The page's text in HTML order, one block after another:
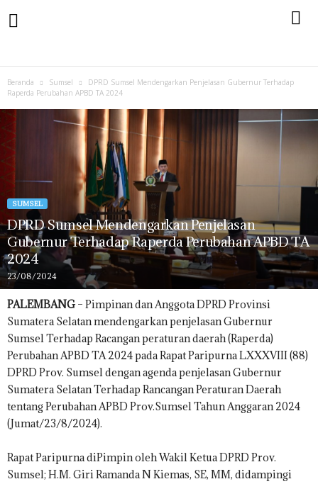
Beranda Sumsel
DPRD Sumsel Mendengarkan Penjelasan Gubernur Terhadap
Raperda Perubahan APBD TA 2024
SUMSEL
DPRD Sumsel Mendengarkan Penjelasan
Gubernur Terhadap Raperda Perubahan APBD TA
2024
23/08/2024
PALEMBANG – Pimpinan dan Anggota DPRD Provinsi
Sumatera Selatan mendengarkan penjelasan Gubernur
Sumsel Terhadap Racangan peraturan daerah (Raperda)
Perubahan APBD TA 2024 pada Rapat Paripurna LXXXVIII (88)
DPRD Prov. Sumsel dengan agenda penjelasan Gubernur
Sumatera Selatan Terhadap Rancangan Peraturan Daerah
tentang Perubahan APBD Prov.Sumsel Tahun Anggaran 2024
(Jumat/23/8/2024).
Rapat Paripurna diPimpin oleh Wakil Ketua DPRD Prov.
Sumsel; H.M. Giri Ramanda N Kiemas, SE, MM, didampingi